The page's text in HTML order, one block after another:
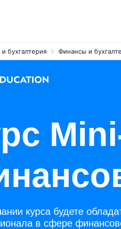
бухгалтерия Финансы и
курса будете
в сфере